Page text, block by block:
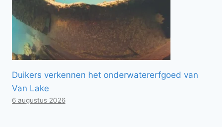
Duikers verkennen het onderwatererfgoed van
Van Lake
6 augustus 2026